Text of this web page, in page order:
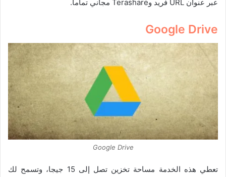
عبر عنوان URL فريد وTerashare مجاني تماماً.
Google Drive
Google Drive
تعطي هذه الخدمة مساحة تخزين تصل إلى 15 جيجا، وتسمح لك